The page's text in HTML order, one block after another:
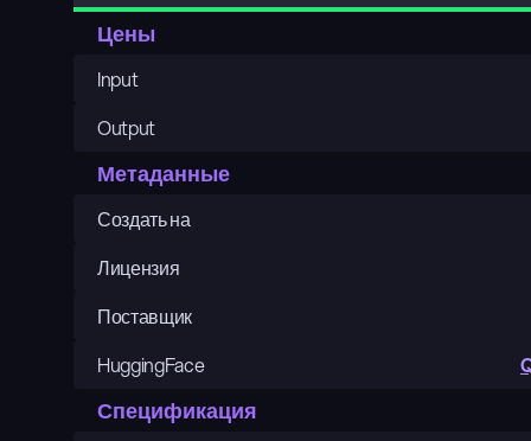
Цены
Input
Output
Метаданные
Создать на
Лицензия
Поставщик
HuggingFace
Спецификация